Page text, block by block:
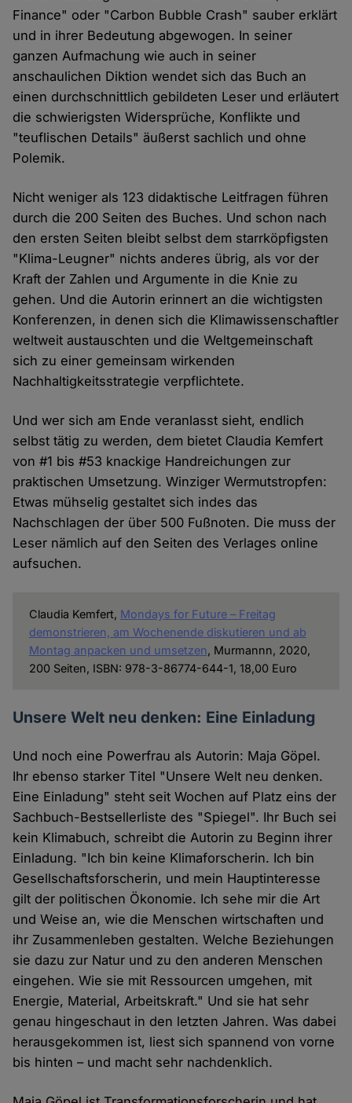
Finance" oder "Carbon Bubble Crash" sauber erklärt
und in ihrer Bedeutung abgewogen. In seiner
ganzen Aufmachung wie auch in seiner
anschaulichen Diktion wendet sich das Buch an
einen durchschnittlich gebildeten Leser und erläutert
die schwierigsten Widersprüche, Konflikte und
"teuflischen Details" äußerst sachlich und ohne
Polemik.
Nicht weniger als 123 didaktische Leitfragen führen
durch die 200 Seiten des Buches. Und schon nach
den ersten Seiten bleibt selbst dem starrköpfigsten
"Klima-Leugner" nichts anderes übrig, als vor der
Kraft der Zahlen und Argumente in die Knie zu
gehen. Und die Autorin erinnert an die wichtigsten
Konferenzen, in denen sich die Klimawissenschaftler
weltweit austauschten und die Weltgemeinschaft
sich zu einer gemeinsam wirkenden
Nachhaltigkeitsstrategie verpflichtete.
Und wer sich am Ende veranlasst sieht, endlich
selbst tätig zu werden, dem bietet Claudia Kemfert
von #1 bis #53 knackige Handreichungen zur
praktischen Umsetzung. Winziger Wermutstropfen:
Etwas mühselig gestaltet sich indes das
Nachschlagen der über 500 Fußnoten. Die muss der
Leser nämlich auf den Seiten des Verlages online
aufsuchen.
Claudia Kemfert, Mondays for Future – Freitag
demonstrieren, am Wochenende diskutieren und ab
Montag anpacken und umsetzen, Murmannn, 2020,
200 Seiten, ISBN: 978-3-86774-644-1, 18,00 Euro
Unsere Welt neu denken: Eine Einladung
Und noch eine Powerfrau als Autorin: Maja Göpel.
Ihr ebenso starker Titel "Unsere Welt neu denken.
Eine Einladung" steht seit Wochen auf Platz eins der
Sachbuch-Bestsellerliste des "Spiegel". Ihr Buch sei
kein Klimabuch, schreibt die Autorin zu Beginn ihrer
Einladung. "Ich bin keine Klimaforscherin. Ich bin
Gesellschaftsforscherin, und mein Hauptinteresse
gilt der politischen Ökonomie. Ich sehe mir die Art
und Weise an, wie die Menschen wirtschaften und
ihr Zusammenleben gestalten. Welche Beziehungen
sie dazu zur Natur und zu den anderen Menschen
eingehen. Wie sie mit Ressourcen umgehen, mit
Energie, Material, Arbeitskraft." Und sie hat sehr
genau hingeschaut in den letzten Jahren. Was dabei
herausgekommen ist, liest sich spannend von vorne
bis hinten – und macht sehr nachdenklich.